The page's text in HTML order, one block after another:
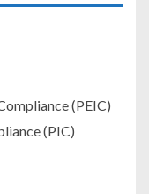
(PEIC)
(PIC)